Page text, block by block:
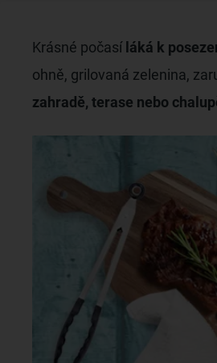
Krásné počasí láká k
ohně, grilovaná zelenina,
zahradě, terase nebo